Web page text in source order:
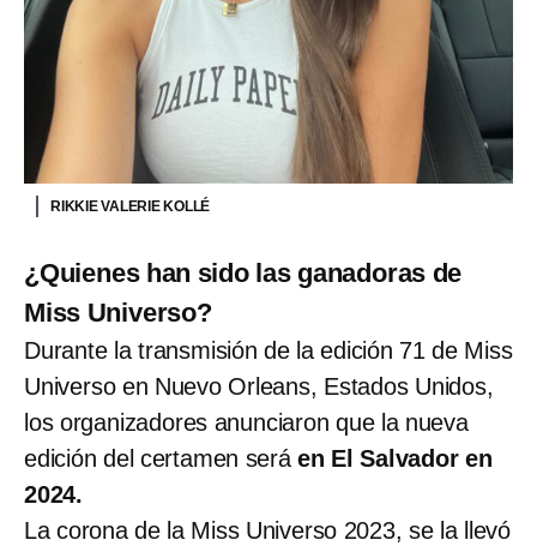
RIKKIE VALERIE KOLLÉ
¿Quienes han sido las ganadoras de
Miss Universo?
Durante la transmisión de la edición 71 de Miss
Universo en Nuevo Orleans, Estados Unidos,
los organizadores anunciaron que la nueva
edición del certamen seráen El Salvador en
2024.
La corona de la Miss Universo 2023, se la llevó